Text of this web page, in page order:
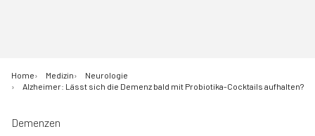
Home Medizin
Neurologie
Alzheimer: Lässt sich die Demenz bald mit Probiotika-Cocktails aufhalten?
Demenzen